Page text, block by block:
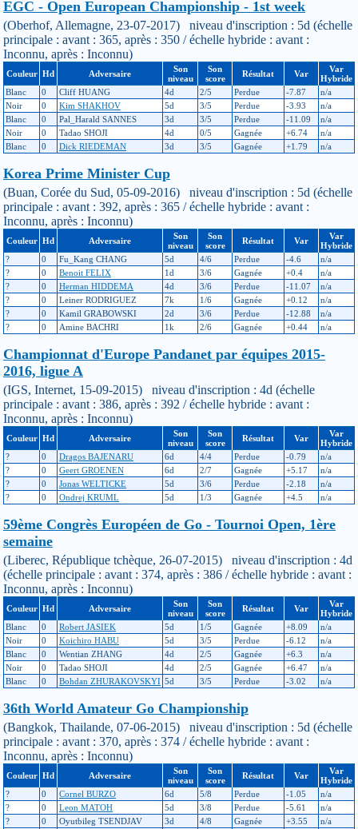
EGC - Open European Championship - 1st week
(Oberhof, Allemagne, 23-07-2017) niveau d'inscription : 5d (échelle
principale : avant : 365, après : 350 / échelle hybride : avant :
Inconnu, après : Inconnu)
Couleur Hd Adversaire
Son
niveau
Son
score
Résultat Var
Var
Hybride
Blanc
0 Cliff HUANG 4d 2/5 Perdue -7.87
n/a
Noir
0 Kim SHAKHOV 5d 3/5 Perdue -3.93
n/a
Blanc
0 Pal_Harald SANNES 3d 3/5 Perdue -11.09
n/a
Noir
0 Tadao SHOJI 4d 0/5 Gagnée +6.74
n/a
Blanc
0 Dick RIEDEMAN 3d 3/5 Gagnée +1.79 n/a
Korea Prime Minister Cup
(Buan, Corée du Sud, 05-09-2016) niveau d'inscription : 5d (échelle
principale : avant : 392, après : 365 / échelle hybride : avant :
Inconnu, après : Inconnu)
Couleur Hd Adversaire
Son
niveau
Son
score
Résultat Var
Var
Hybride
?
0 Fu_Kang CHANG 5d 4/6 Perdue -4.6
n/a
?
0 Benoit FELIX 1d 3/6 Gagnée +0.4
n/a
?
0 Herman HIDDEMA 4d 3/6 Perdue -11.07
n/a
?
0 Leiner RODRIGUEZ 7k 1/6 Gagnée +0.12
n/a
?
0 Kamil GRABOWSKI 2d 3/6 Perdue -12.88
n/a
?
0 Amine BACHRI 1k 2/6 Gagnée +0.44 n/a
Championnat d'Europe Pandanet par équipes 2015-
2016, ligue A
(IGS, Internet, 15-09-2015) niveau d'inscription : 4d (échelle
principale : avant : 386, après : 392 / échelle hybride : avant :
Inconnu, après : Inconnu)
Couleur Hd Adversaire
Son
niveau
Son
score
Résultat Var
Var
Hybride
?
0 Dragos BAJENARU 6d 4/4 Perdue -0.79
n/a
?
0 Geert GROENEN 6d 2/7 Gagnée +5.17
n/a
?
0 Jonas WELTICKE 5d 3/6 Perdue -2.18
n/a
?
0 Ondrej KRUML 5d 1/3 Gagnée +4.5 n/a
59ème Congrès Européen de Go - Tournoi Open, 1ère
semaine
(Liberec, République tchèque, 26-07-2015) niveau d'inscription : 4d
(échelle principale : avant : 374, après : 386 / échelle hybride : avant :
Inconnu, après : Inconnu)
Couleur Hd Adversaire
Son
niveau
Son
score
Résultat Var
Var
Hybride
Blanc
0 Robert JASIEK 5d 1/5 Gagnée +8.09
n/a
Noir
0 Koichiro HABU 5d 3/5 Perdue -6.12
n/a
Blanc
0 Wentian ZHANG 4d 2/5 Gagnée +6.3
n/a
Noir
0 Tadao SHOJI 4d 2/5 Gagnée +6.47
n/a
Blanc
0 Bohdan ZHURAKOVSKYI 5d 3/5 Perdue -3.02 n/a
36th World Amateur Go Championship
(Bangkok, Thailande, 07-06-2015) niveau d'inscription : 5d (échelle
principale : avant : 370, après : 374 / échelle hybride : avant :
Inconnu, après : Inconnu)
Couleur Hd Adversaire
Son
niveau
Son
score
Résultat Var
Var
Hybride
?
0 Cornel BURZO 6d 5/8 Perdue -1.05
n/a
?
0 Leon MATOH 5d 3/8 Perdue -5.61
n/a
?
0 Oyutbileg TSENDJAV 3d 4/8 Gagnée +3.55
n/a